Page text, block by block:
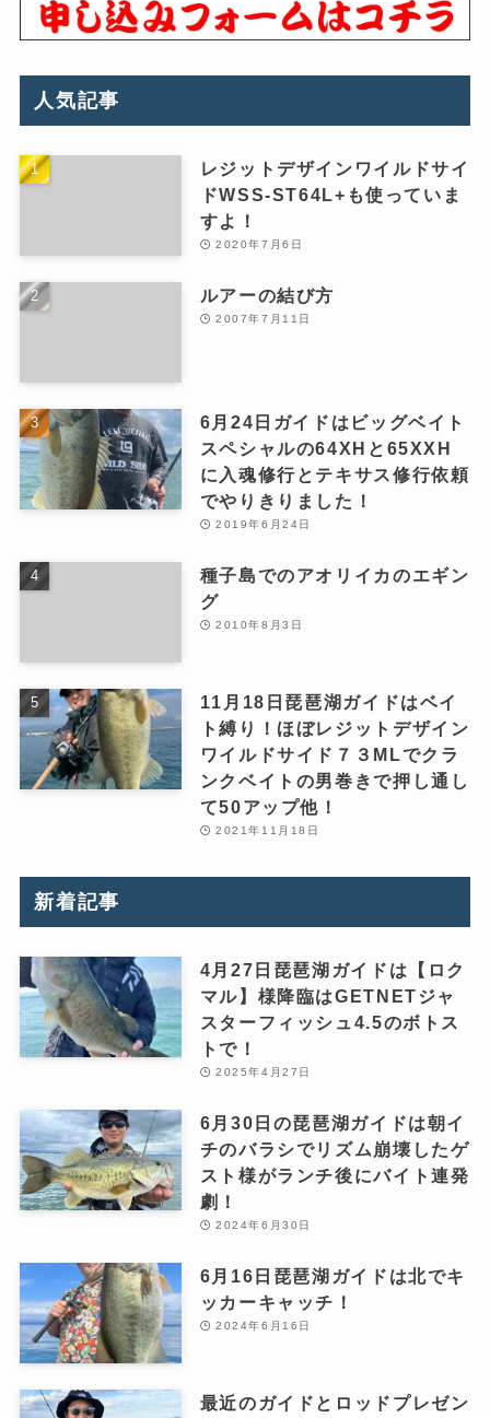
人気記事
レジットデザインワイルドサイ
ドWSS-ST64L+も使っていま
すよ！
2020年7月6日
ルアーの結び方
2007年7月11日
6月24日ガイドはビッグベイト
スペシャルの64XHと65XXH
に入魂修行とテキサス修行依頼
でやりきりました！
2019年6月24日
種子島でのアオリイカのエギン
グ
2010年8月3日
11月18日琵琶湖ガイドはベイ
ト縛り！ほぼレジットデザイン
ワイルドサイド７３MLでクラ
ンクベイトの男巻きで押し通し
て50アップ他！
2021年11月18日
新着記事
4月27日琵琶湖ガイドは【ロク
マル】様降臨はGETNETジャ
スターフィッシュ4.5のボトス
トで！
2025年4月27日
6月30日の琵琶湖ガイドは朝イ
チのバラシでリズム崩壊したゲ
スト様がランチ後にバイト連発
劇！
2024年6月30日
6月16日琵琶湖ガイドは北でキ
ッカーキャッチ！
2024年6月16日
最近のガイドとロッドプレゼン